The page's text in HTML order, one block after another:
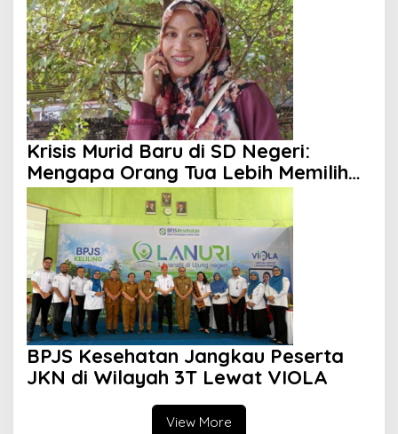
Krisis Murid Baru di SD Negeri:
Mengapa Orang Tua Lebih Memilih
Sekolah Swasta?
BPJS Kesehatan Jangkau Peserta
JKN di Wilayah 3T Lewat VIOLA
View More